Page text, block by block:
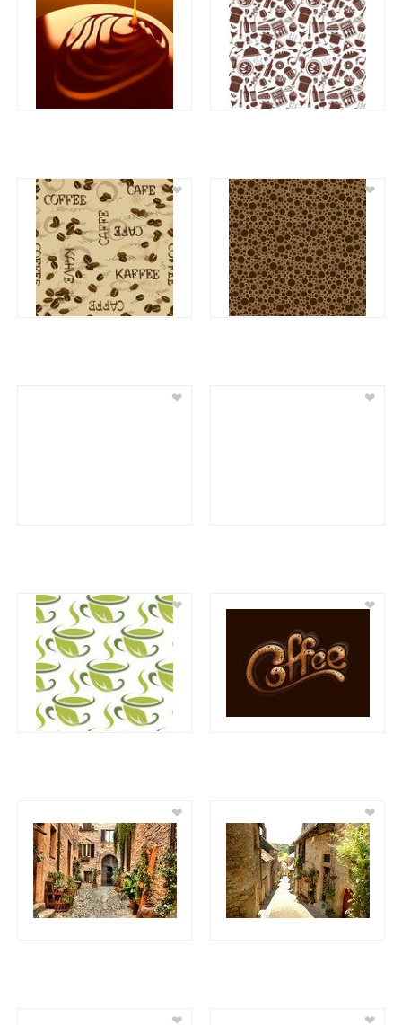
❤ ❤
❤ ❤
❤ ❤
❤ ❤
❤ ❤